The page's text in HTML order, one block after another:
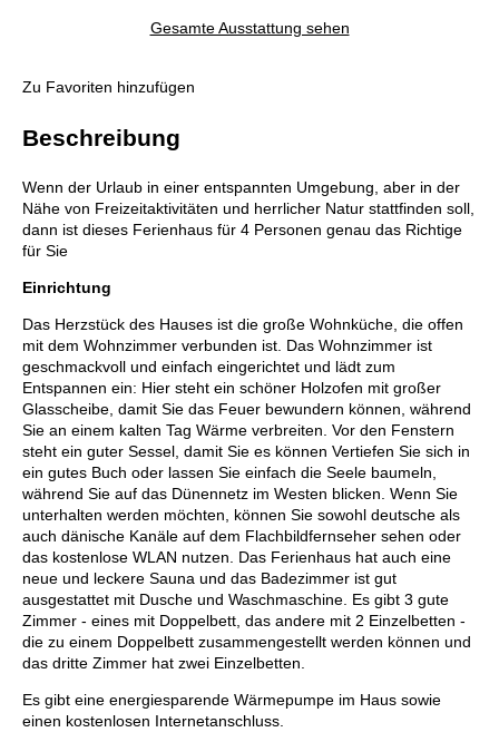
Gesamte Ausstattung sehen
Zu Favoriten hinzufügen
Beschreibung
Wenn der Urlaub in einer entspannten Umgebung, aber in der
Nähe von Freizeitaktivitäten und herrlicher Natur stattfinden soll,
dann ist dieses Ferienhaus für 4 Personen genau das Richtige
für Sie
Einrichtung
Das Herzstück des Hauses ist die große Wohnküche, die offen
mit dem Wohnzimmer verbunden ist. Das Wohnzimmer ist
geschmackvoll und einfach eingerichtet und lädt zum
Entspannen ein: Hier steht ein schöner Holzofen mit großer
Glasscheibe, damit Sie das Feuer bewundern können, während
Sie an einem kalten Tag Wärme verbreiten. Vor den Fenstern
steht ein guter Sessel, damit Sie es können Vertiefen Sie sich in
ein gutes Buch oder lassen Sie einfach die Seele baumeln,
während Sie auf das Dünennetz im Westen blicken. Wenn Sie
unterhalten werden möchten, können Sie sowohl deutsche als
auch dänische Kanäle auf dem Flachbildfernseher sehen oder
das kostenlose WLAN nutzen. Das Ferienhaus hat auch eine
neue und leckere Sauna und das Badezimmer ist gut
ausgestattet mit Dusche und Waschmaschine. Es gibt 3 gute
Zimmer - eines mit Doppelbett, das andere mit 2 Einzelbetten -
die zu einem Doppelbett zusammengestellt werden können und
das dritte Zimmer hat zwei Einzelbetten.
Es gibt eine energiesparende Wärmepumpe im Haus sowie
einen kostenlosen Internetanschluss.